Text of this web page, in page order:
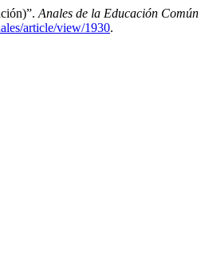
Anales de la Educación Común
article/view/1930.